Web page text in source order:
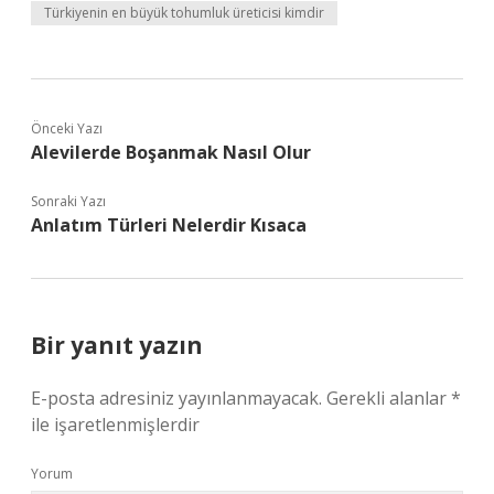
Türkiyenin en büyük tohumluk üreticisi kimdir
Önceki Yazı
Alevilerde Boşanmak Nasıl Olur
Sonraki Yazı
Anlatım Türleri Nelerdir Kısaca
Bir yanıt yazın
E-posta adresiniz yayınlanmayacak. Gerekli alanlar*
ile işaretlenmişlerdir
Yorum